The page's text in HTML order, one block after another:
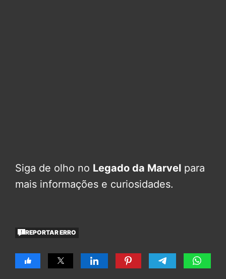
Siga de olho no Legado da Marvel para
mais informações e curiosidades.
REPORTAR ERRO